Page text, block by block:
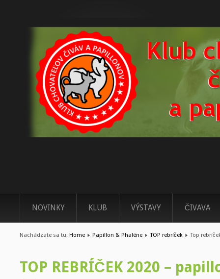
NOVINKY KLUB VÝSTAVY ČIVAVA
Nachádzate sa tu: Home Papillon & Phaléne TOP rebríček Top
TOP REBRÍČEK 2020 –